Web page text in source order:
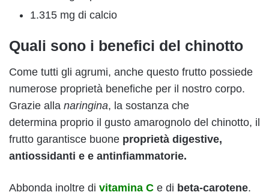
1.315 mg di calcio
Quali sono i benefici del chinotto
Come tutti gli agrumi, anche questo frutto possiede
numerose proprietà benefiche per il nostro corpo.
Grazie alla naringina, la sostanza che
determina proprio il gusto amarognolo del chinotto, il
frutto garantisce buone proprietà digestive,
antiossidanti e e antinfiammatorie.
Abbonda inoltre di vitamina C e di beta-carotene.